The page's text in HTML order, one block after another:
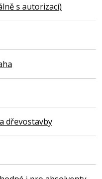
s autorizací)
dřevostavby